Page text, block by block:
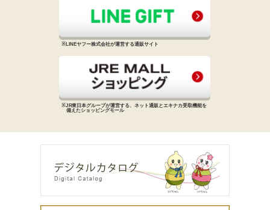
※LINEヤフー株式会社が運営する通販サイト
※JR東日本グループが運営する、 ネット通販とエキナカ受取機能を
備えたショッピングモール